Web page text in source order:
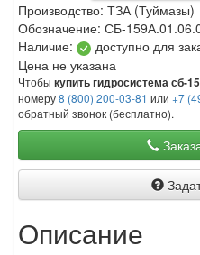
Производство: ТЗА (Туймазы)
Обозначение: СБ-
Наличие:
доступно для
Цена не указана
Чтобы купить гидросистема сб-
номеру8 (800) 200-03-81 или +7
обратный звонок (бесплатно).
Описание